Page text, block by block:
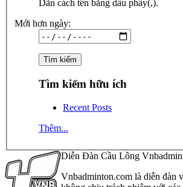
Dãn cách tên bằng dấu phẩy(,).
Mới hơn ngày:
Tìm kiếm hữu ích
Recent Posts
Thêm...
Diễn Đàn Cầu Lông
Vnbadminton.com là diễn đàn